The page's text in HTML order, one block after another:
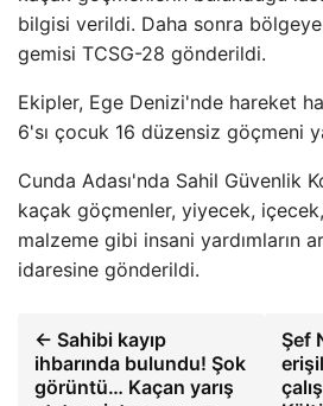
bilgisi verildi. Daha sonra
gemisi TCSG-28 gönderildi.
Ekipler, Ege Denizi'nde hareket
6'sı çocuk 16 düzensiz göçmeni
Cunda Adası'nda Sahil Güvenlik
kaçak göçmenler, yiyecek,
malzeme gibi insani yardımların
idaresine gönderildi.
← Sahibi kayıp
ihbarında bulundu! Şok
görüntü… Kaçan yarış
Şef